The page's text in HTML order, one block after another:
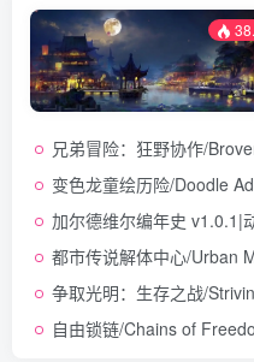
兄弟冒险：狂野协作/Broventure: The Wild Co-
变色龙童绘历险/Doodle Adventure of Chameleon
加尔德维尔编年史 v1.0.1|动作冒险|
都市传说解体中心/Urban Myth Dissolution Center
争取光明：生存之战/Striving for Light: Survival
自由锁链/Chains of Freedom v1.0.4|动作